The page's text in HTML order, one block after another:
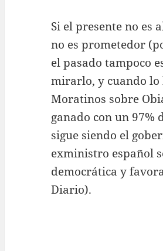
Si el presente no es
no es prometedor
el pasado tampoco
mirarlo, y cuando lo
Moratinos sobre
ganado con un 97%
sigue siendo el
exministro español
democrática y
Diario).